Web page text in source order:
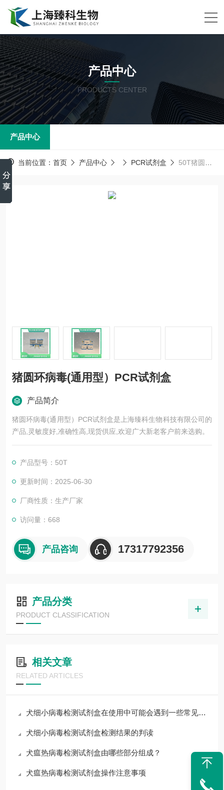
产品中心
PRODUCTS CENTER
产品中心
当前位置： 首页 产品中心 PCR试剂盒 50T猪圆环病毒(通用型）PCR试剂盒
猪圆环病毒(通用型）PCR试剂盒
产品简介
猪圆环病毒(通用型）PCR试剂盒是上海臻科生物科技有限公司的
产品,灵敏度好,准确性高,现货供应,欢迎广大新老客户前来选购。
产品型号：50T
更新时间：2025-06-30
厂商性质：生产厂家
访问量：668
产品咨询 17317792356
产品分类
PRODUCT CLASSIFICATION
相关文章
RELATED ARTICLES
犬细小病毒检测试剂盒在使用中可能会遇到一些常见问题
犬细小病毒检测试剂盒检测结果的判读
犬瘟热病毒检测试剂盒由哪些部分组成？
犬瘟热病毒检测试剂盒操作注意事项